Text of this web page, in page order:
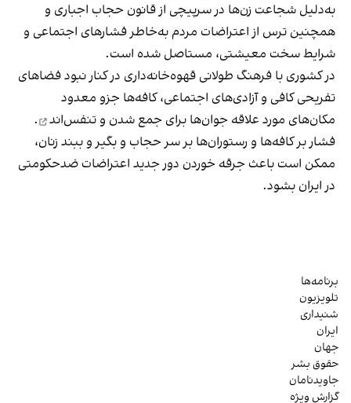
به‌دلیل شجاعت زن‌ها در سرپیچی از قانون حجاب اجباری و
همچنین ترس از اعتراضات مردم به‌خاطر فشارهای اجتماعی و
شرایط سخت معیشتی، مستاصل شده است.
در کشوری با فرهنگ طولانی قهوه‌‌خانه‌داری در کنار نبود فضاهای
تفریحی کافی و آزادی‌های اجتماعی، کافه‌ها جزو معدود
مکان‌های مورد علاقه جوان‌ها برای جمع شدن و تنفس‌اند
.
فشار بر کافه‌ها و رستوران‌ها بر سر حجاب و بگیر و ببند زنان،
ممکن است باعث جرقه خوردن دور جدید اعتراضات ضدحکومتی
در ایران بشود.
برنامه‌ها
تلویزیون
شنیداری
ایران
جهان
حقوق بشر
جاویدنامان
گزارش ویژه